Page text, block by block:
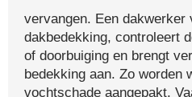
vervangen. Een
dakbedekking, controleert
of doorbuiging en brengt
bedekking aan. Zo worden
vochtschade aangepakt.